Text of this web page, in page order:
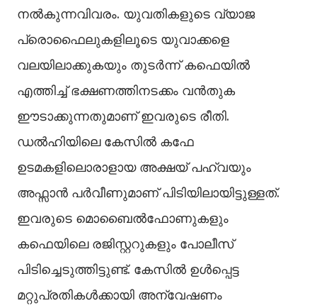
നല്‍കുന്നവിവരം. യുവതികളുടെ വ്യാജ
പ്രൊഫൈലുകളിലൂടെ യുവാക്കളെ
വലയിലാക്കുകയും തുടർന്ന് കഫെയില്‍
എത്തിച്ച്‌ ഭക്ഷണത്തിനടക്കം വൻതുക
ഈടാക്കുന്നതുമാണ് ഇവരുടെ രീതി.
ഡല്‍ഹിയിലെ കേസില്‍ കഫേ
ഉടമകളിലൊരാളായ അക്ഷയ് പഹ്വയും
അഫ്സാൻ പർവീണുമാണ് പിടിയിലായിട്ടുള്ളത്.
ഇവരുടെ മൊബൈല്‍ഫോണുകളും
കഫെയിലെ രജിസ്റ്ററുകളും പോലീസ്
പിടിച്ചെടുത്തിട്ടുണ്ട്. കേസില്‍ ഉള്‍പ്പെട്ട
മറ്റുപ്രതികള്‍ക്കായി അന്വേഷണം